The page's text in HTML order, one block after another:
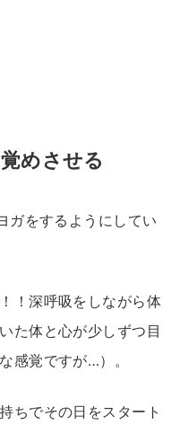
めさせる
ガをする よう にし てい
！深呼吸を しながら体
いた体と心が少しずつ 目
感覚ですが…）。
ちでその日 をスタート